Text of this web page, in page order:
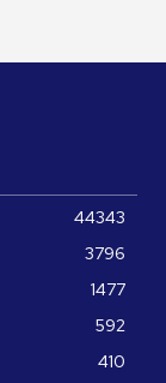
44343
3796
1477
592
410